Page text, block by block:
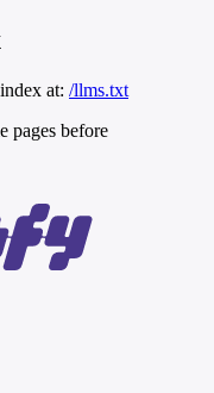
at: /llms.txt
pages before